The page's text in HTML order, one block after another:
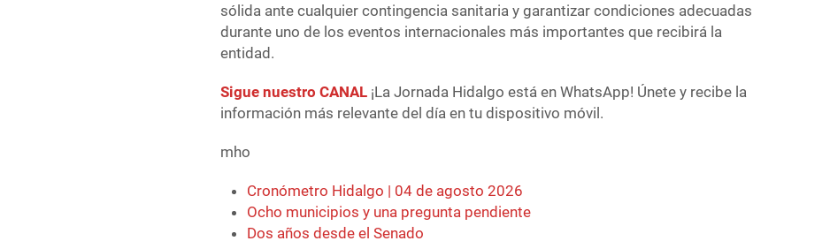
sólida ante cualquier contingencia sanitaria y garantizar condiciones adecuadas
durante uno de los eventos internacionales más importantes que recibirá la
entidad.
Sigue nuestro CANAL ¡La Jornada Hidalgo está en WhatsApp! Únete y recibe la
información más relevante del día en tu dispositivo móvil.
mho
Cronómetro Hidalgo | 04 de agosto 2026
Ocho municipios y una pregunta pendiente
Dos años desde el Senado